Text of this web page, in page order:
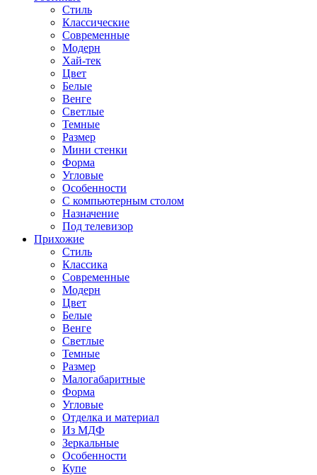
Стиль
Классические
Современные
Модерн
Хай-тек
Цвет
Белые
Венге
Светлые
Темные
Размер
Мини стенки
Форма
Угловые
Особенности
С компьютерным столом
Назначение
Под телевизор
Прихожие
Стиль
Классика
Современные
Модерн
Цвет
Белые
Венге
Светлые
Темные
Размер
Малогабаритные
Форма
Угловые
Отделка и материал
Из МДФ
Зеркальные
Особенности
Купе